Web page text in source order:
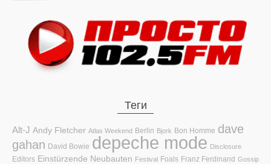
Теги
Alt-J Andy Fletcher Atlas Weekend Berlin Bjork Bon Homme dave
gahan David Bowie depeche mode Disclosure
Editors Einstürzende Neubauten Festival Foals Franz Ferdinand Gossip